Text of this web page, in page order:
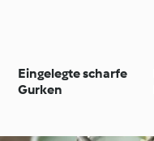
Eingelegte scharfe
Gurken